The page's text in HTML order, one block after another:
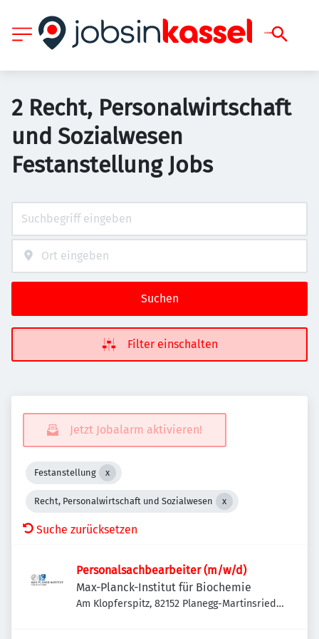
2 Recht, Personalwirtschaft
und Sozialwesen
Festanstellung Jobs
Suchen
Filter einschalten
Jetzt Jobalarm aktivieren!
Festanstellung
Recht, Personalwirtschaft und Sozialwesen
Suche zurücksetzen
Personalsachbearbeiter (m/w/d)
Max-Planck-Institut für Biochemie
Am Klopferspitz, 82152 Planegg-Martinsried,